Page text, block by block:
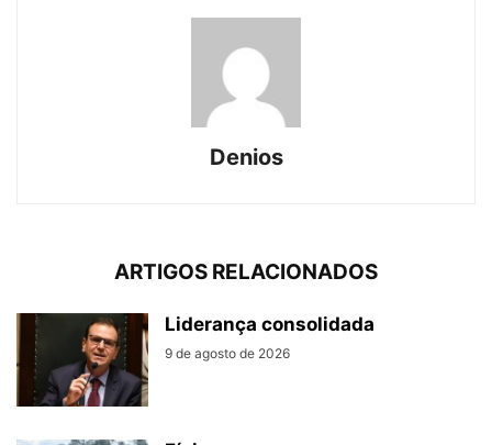
Denios
ARTIGOS RELACIONADOS
Liderança consolidada
9 de agosto de 2026